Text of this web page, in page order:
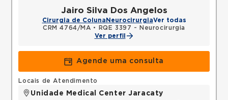
Jairo Silva Dos Angelos
Cirurgia de Coluna NeurocirurgiaVer todas
CRM 4764/MA •
RQE 3397 - Neurocirurgia
Ver perfil
Agende uma consulta
Locais de Atendimento
Unidade Medical Center Jaracaty